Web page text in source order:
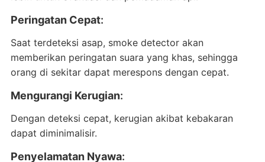
Peringatan Cepat:
Saat terdeteksi asap, smoke detector akan
memberikan peringatan suara yang khas, sehingga
orang di sekitar dapat merespons dengan cepat.
Mengurangi Kerugian:
Dengan deteksi cepat, kerugian akibat kebakaran
dapat diminimalisir.
Penyelamatan Nyawa: